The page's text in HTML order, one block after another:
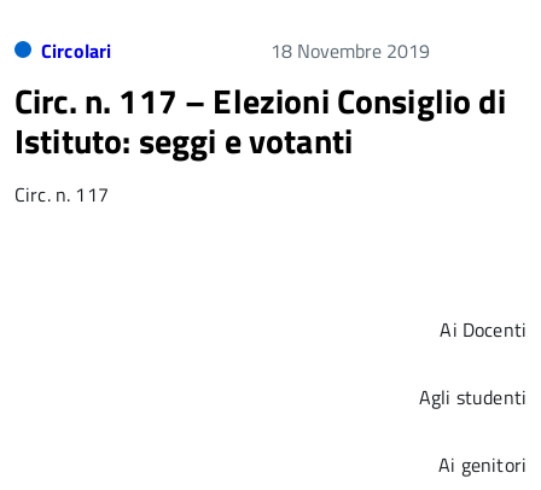
Circolari 18 Novembre 2019
Circ. n. 117 – Elezioni Consiglio di
Istituto: seggi e votanti
Circ. n. 117
Ai Docenti
Agli studenti
Ai genitori